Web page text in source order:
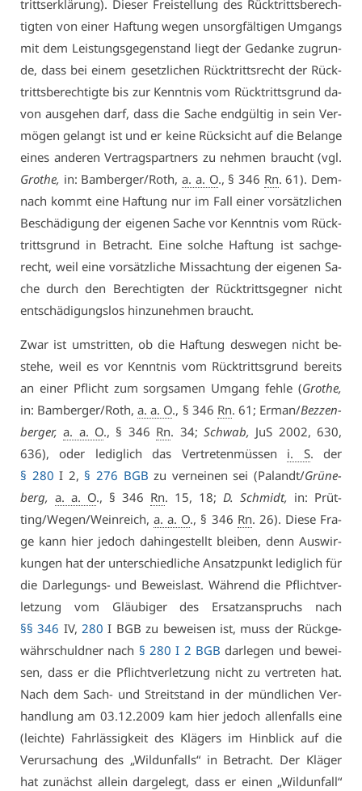
tritts­er­klä­rung). Die­ser Frei­stel­lung des Rück­tritts­be­rech­
tig­ten von ei­ner Haf­tung we­gen un­sorg­fäl­ti­gen Um­gangs
mit dem Leis­tungs­ge­gen­stand liegt der Ge­dan­ke zu­grun­
de, dass bei ei­nem ge­setz­li­chen Rück­tritts­recht der Rück­
tritts­be­rech­tig­te bis zur Kennt­nis vom Rück­tritts­grund da­
von aus­ge­hen darf, dass die Sa­che end­gül­tig in sein Ver­
mö­gen ge­langt ist und er kei­ne Rück­sicht auf die Be­lan­ge
ei­nes an­de­ren Ver­trags­part­ners zu neh­men braucht (vgl.
Gro­the, in: Bam­ber­ger/Roth,a. a. O., § 346 Rn. 61). Dem­
nach kommt ei­ne Haf­tung nur im Fall ei­ner vor­sätz­li­chen
Be­schä­di­gung der ei­ge­nen Sa­che vor Kennt­nis vom Rück­
tritts­grund in Be­tracht. Ei­ne sol­che Haf­tung ist sach­ge­
recht, weil ei­ne vor­sätz­li­che Miss­ach­tung der ei­ge­nen Sa­
che durch den Be­rech­tig­ten der Rück­tritts­geg­ner nicht
ent­schä­di­gungs­los hin­zu­neh­men braucht.
Zwar ist um­strit­ten, ob die Haf­tung des­we­gen nicht be­
ste­he, weil es vor Kennt­nis vom Rück­tritts­grund be­reits
an ei­ner Pflicht zum sorg­sa­men Um­gang feh­le (Gro­the,
in: Bam­ber­ger/Roth,a. a. O., § 346 Rn. 61; Er­man/Bez­zen­
ber­ger, a. a. O., § 346 Rn. 34; Schwab, JuS 2002, 630,
636), oder le­dig­lich das Ver­tre­ten­müs­sen i. S. der
§ 280 I 2, § 276 BGB zu ver­nei­nen sei (Pa­landt/Grü­ne­
berg, a. a. O., § 346 Rn. 15, 18; D. Schmidt, in: Prüt­
ting/We­gen/Wein­reich,a. a. O., § 346 Rn. 26). Die­se Fra­
ge kann hier je­doch da­hin­ge­stellt blei­ben, denn Aus­wir­
kun­gen hat der un­ter­schied­li­che An­satz­punkt le­dig­lich für
die Dar­le­gungs- und Be­weis­last. Wäh­rend die Pflicht­ver­
let­zung vom Gläu­bi­ger des Er­satz­an­spruchs nach
§§ 346 IV,280 I BGB zu be­wei­sen ist, muss der Rück­ge­
währ­schuld­ner nach § 280 I 2 BGB dar­le­gen und be­wei­
sen, dass er die Pflicht­ver­let­zung nicht zu ver­tre­ten hat.
Nach dem Sach- und Streit­stand in der münd­li­chen Ver­
hand­lung am 03.12.2009 kam hier je­doch al­len­falls ei­ne
(leich­te) Fahr­läs­sig­keit des Klä­gers im Hin­blick auf die
Ver­ur­sa­chung des „Wild­un­falls“ in Be­tracht. Der Klä­ger
hat zu­nächst al­lein dar­ge­legt, dass er ei­nen „Wild­un­fall“